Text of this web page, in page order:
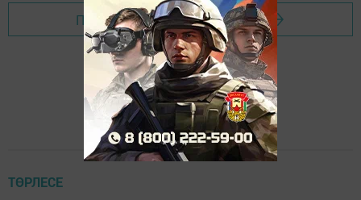
Перейти на страницу новости
ТӨРЛЕСЕ